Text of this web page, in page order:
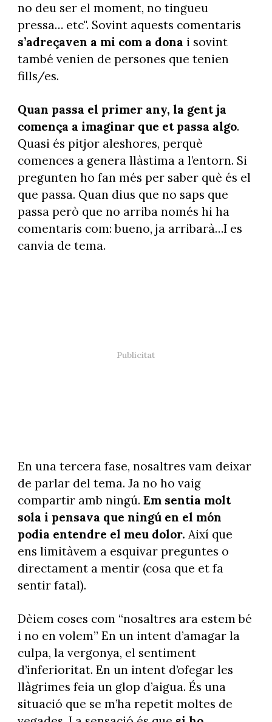
no deu ser el moment, no tingueu
pressa… etc". Sovint aquests comentaris
s’adreçaven a mi com a dona i sovint
també venien de persones que tenien
fills/es.
Quan passa el primer any, la gent ja
comença a imaginar que et passa algo.
Quasi és pitjor aleshores, perquè
comences a genera llàstima a l’entorn. Si
pregunten ho fan més per saber què és el
que passa. Quan dius que no saps que
passa però que no arriba només hi ha
comentaris com: bueno, ja arribarà…I es
canvia de tema.
En una tercera fase, nosaltres vam deixar
de parlar del tema. Ja no ho vaig
compartir amb ningú. Em sentia molt
sola i pensava que ningú en el món
podia entendre el meu dolor. Així que
ens limitàvem a esquivar preguntes o
directament a mentir (cosa que et fa
sentir fatal).
Dèiem coses com “nosaltres ara estem bé
i no en volem” En un intent d’amagar la
culpa, la vergonya, el sentiment
d’inferioritat. En un intent d’ofegar les
llàgrimes feia un glop d’aigua. És una
situació que se m’ha repetit moltes de